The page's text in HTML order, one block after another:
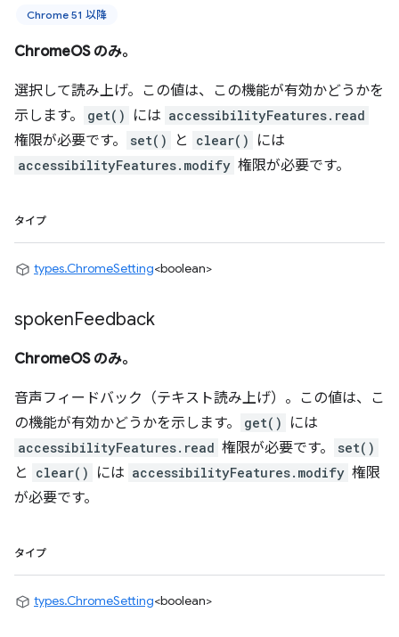
Chrome 51 以降
ChromeOS のみ。
選択して読み上げ。この値は、この機能が有効かどうかを
示します。
get() には accessibilityFeatures.read
権限が必要です。 set() と clear() には
accessibilityFeatures.modify 権限が必要です。
タイプ
types.ChromeSetting<boolean>
spokenFeedback
ChromeOS のみ。
音声フィードバック（テキスト読み上げ）。この値は、こ
の機能が有効かどうかを示します。
get() には
accessibilityFeatures.read 権限が必要です。 set()
と clear() には accessibilityFeatures.modify 権限
が必要です。
タイプ
types.ChromeSetting<boolean>